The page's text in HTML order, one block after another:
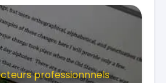
professionnnels